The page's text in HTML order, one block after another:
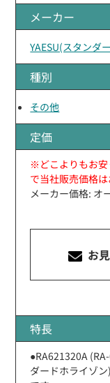
メーカー
YAESU(スタンダ
種別
その他
定価
※どこよりもお安
で当社販売価格
メーカー価格: オ
お
特長
●RA621320A
ダードホライゾ